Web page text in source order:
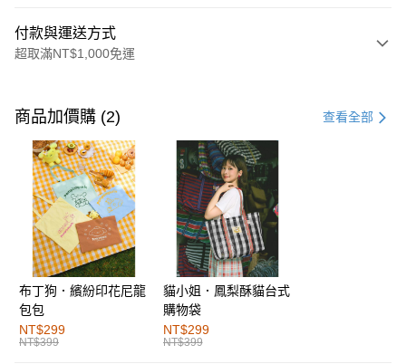
付款與運送方式
超取滿NT$1,000免運
信用卡一次付款
購物金
超商取貨付款
LINE Pay
街口支付
運送方式
全家取貨付款
每筆NT$60，滿NT$1,000(含以上)免運費
商品加價購 (2) 查看全部
布丁狗．繽紛印花尼龍
包包
NT$299
NT$399
貓小姐．鳳梨酥貓台式
購物袋
NT$299
NT$399